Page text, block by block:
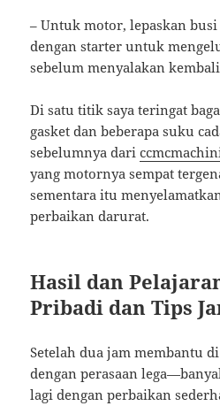
– Untuk motor, lepaskan
dengan starter untuk
sebelum menyalakan
Di satu titik saya teringat
gasket dan beberapa suku
sebelumnya dari
yang motornya sempat
sementara itu
perbaikan darurat.
Hasil dan
Pribadi dan Tips
Setelah dua jam membantu
dengan perasaan
lagi dengan perbaikan